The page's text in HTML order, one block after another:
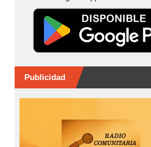
k
er
Publicidad